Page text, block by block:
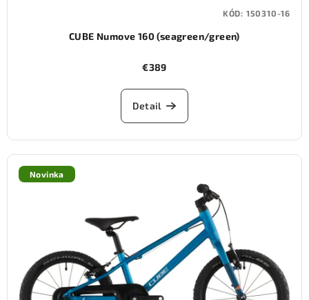
CUBE Numove 160 (seagreen/green)
€389
Detail
KÓD: 150310-16
Novinka